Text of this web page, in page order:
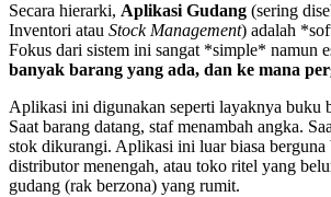
Secara hierarki, Aplikasi Gudang (sering
Inventori atau Stock Management) adalah
Fokus dari sistem ini sangat *simple* namun
banyak barang yang ada, dan ke mana
Aplikasi ini digunakan seperti layaknya buku
Saat barang datang, staf menambah angka.
stok dikurangi. Aplikasi ini luar biasa
distributor menengah, atau toko ritel yang
gudang (rak berzona) yang rumit.